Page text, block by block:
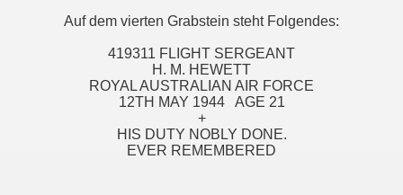
Auf dem vierten Grabstein steht Folgendes:
419311 FLIGHT SERGEANT
H. M. HEWETT
ROYAL AUSTRALIAN AIR FORCE
12TH MAY 1944 AGE 21
+
HIS DUTY NOBLY DONE.
EVER REMEMBERED